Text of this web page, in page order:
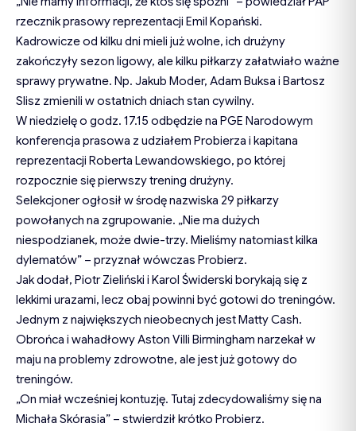
rzecznik prasowy reprezentacji Emil Kopański.
Kadrowicze od kilku dni mieli już wolne, ich drużyny
zakończyły sezon ligowy, ale kilku piłkarzy załatwiało ważne
sprawy prywatne. Np. Jakub Moder, Adam Buksa i Bartosz
Slisz zmienili w ostatnich dniach stan cywilny.
W niedzielę o godz. 17.15 odbędzie na PGE Narodowym
konferencja prasowa z udziałem Probierza i kapitana
reprezentacji Roberta Lewandowskiego, po której
rozpocznie się pierwszy trening drużyny.
Selekcjoner ogłosił w środę nazwiska 29 piłkarzy
powołanych na zgrupowanie. „Nie ma dużych
niespodzianek, może dwie-trzy. Mieliśmy natomiast kilka
dylematów” – przyznał wówczas Probierz.
Jak dodał, Piotr Zieliński i Karol Świderski borykają się z
lekkimi urazami, lecz obaj powinni być gotowi do treningów.
Jednym z największych nieobecnych jest Matty Cash.
Obrońca i wahadłowy Aston Villi Birmingham narzekał w
maju na problemy zdrowotne, ale jest już gotowy do
treningów.
„On miał wcześniej kontuzję. Tutaj zdecydowaliśmy się na
Michała Skórasia” – stwierdził krótko Probierz.